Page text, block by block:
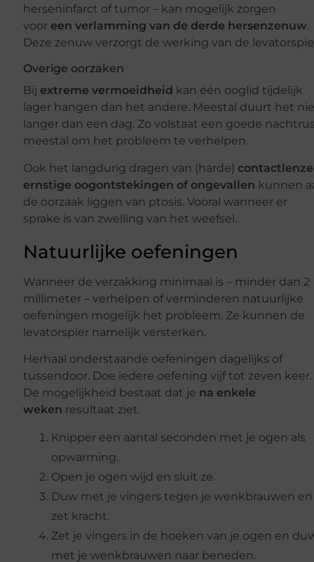
herseninfarct of tumor – kan mogelijk zorgen
voor een verlamming van de derde hersenzenuw.
Deze zenuw verzorgt de werking van de
Overige oorzaken
Bij extreme vermoeidheid kan één ooglid tijdelijk
lager hangen dan het andere. Meestal duurt het
langer dan een dag. Zo volstaat een goede
meestal om het probleem te verhelpen.
Ook het langdurig dragen van (harde)
ernstige oogontstekingen of ongevallen kunnen
de oorzaak liggen van ptosis. Vooral wanneer er
sprake is van zwelling van het weefsel.
Natuurlijke oefeningen
Wanneer de verzakking minimaal is – minder dan 2
millimeter – verhelpen of verminderen natuurlijke
oefeningen mogelijk het probleem. Ze kunnen de
levatorspier namelijk versterken.
Herhaal onderstaande oefeningen dagelijks of
tussendoor. Doe iedere oefening vijf tot zeven keer.
De mogelijkheid bestaat dat je na enkele
weken resultaat ziet.
Knipper een aantal seconden met je ogen als
opwarming.
Open je ogen wijd en sluit ze.
Duw met je vingers tegen je wenkbrauwen en
zet kracht.
Zet je vingers in de hoeken van je ogen en
met je wenkbrauwen naar beneden.